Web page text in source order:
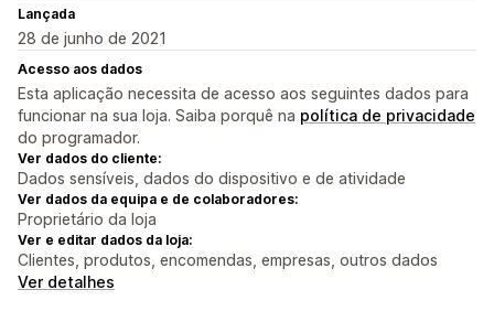
Lançada
28 de junho de 2021
Acesso aos dados
Esta aplicação necessita de acesso aos seguintes dados para
funcionar na sua loja. Saiba porquê na política de privacidade
do programador.
Ver dados do cliente:
Dados sensíveis, dados do dispositivo e de atividade
Ver dados da equipa e de colaboradores:
Proprietário da loja
Ver e editar dados da loja:
Clientes, produtos, encomendas, empresas, outros dados
Ver detalhes